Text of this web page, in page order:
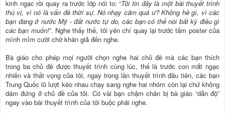
kinh ngạc rồi quay ra trước lớp nói to: “Tôi tin đây là một bài thuyết trình
thú vị, vì nó là vấn đề thời sự. Nó nhạy cảm quá ư? Không hề gì, vì các
bạn đang ở nước Mỹ - đất nước tự do, các bạn có thể nói bất kỳ điều gì
các bạn muốn!”. Nghe thấy thế, tôi yên chí quay lại trước tấm poster của
mình mỉm cười chờ khán giả đến nghe.
Bà giáo cho phép mọi người chọn nghe hai chủ đề mà các bạn thích
trong ba chủ đề được thuyết trình cùng lúc, thế là trước con mắt ngạc
nhiên và thất vọng của tôi, ngay trong lần thuyết trình đầu tiên, các bạn
Trung Quốc lũ lượt kéo nhau chạy sang nghe hai nhóm còn lại chứ không
dám đứng ở chủ đề của tôi. Có vài bạn chậm chân bị bà giáo “dẫn độ”
ngay vào bài thuyết trình của tôi buộc phải nghe.